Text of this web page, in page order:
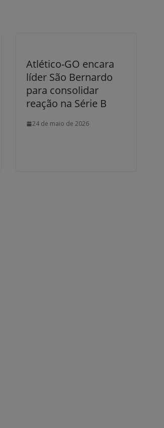
Atlético-GO encara
líder São Bernardo
para consolidar
reação na Série B
24 de maio de 2026